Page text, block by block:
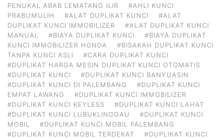
PENUKAL ABAB LEMATANG ILIR
#AHLI KUNCI
PRABUMULIH
#ALAT DUPLIKAT KUNCI
#ALAT
DUPLIKAT KUNCI IMMOBILIZER
#ALAT DUPLIKAT KUNCI
MANUAL
#BIAYA DUPLIKAT KUNCI
#BIAYA DUPLIKAT
KUNCI IMMOBILIZER HONDA
#BISAKAH DUPLIKAT KUNCI
TANPA KUNCI ASLI
#CARA DUPLIKAT KUNCI
#DUPLIKAT HARGA MESIN DUPLIKAT KUNCI OTOMATIS
#DUPLIKAT KUNCI
#DUPLIKAT KUNCI BANYUASIN
#DUPLIKAT KUNCI DI PALEMBANG
#DUPLIKAT KUNCI
EMPAT LAWANG
#DUPLIKAT KUNCI IMMOBILIZER
#DUPLIKAT KUNCI KEYLESS
#DUPLIKAT KUNCI LAHAT
#DUPLIKAT KUNCI LUBUKLINGGAU
#DUPLIKAT KUNCI
MOBIL
#DUPLIKAT KUNCI MOBIL PALEMBANG
#DUPLIKAT KUNCI MOBIL TERDEKAT
#DUPLIKAT KUNCI